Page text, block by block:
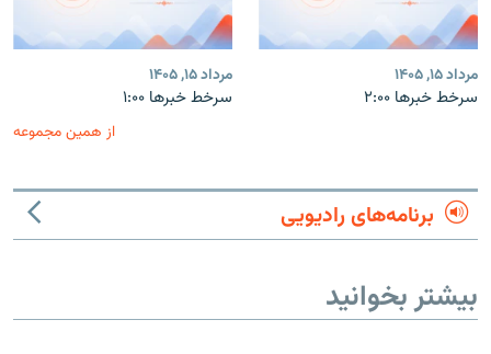
مرداد ۱۵, ۱۴۰۵
سرخط خبرها ۲:۰۰
مرداد ۱۵, ۱۴۰۵
سرخط خبرها ۱:۰۰
از همین مجموعه
برنامه‌های رادیویی
بیشتر بخوانید